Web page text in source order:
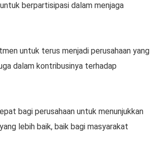
berpartisipasi dalam menjaga
untuk terus menjadi perusahaan yang
dalam kontribusinya terhadap
bagi perusahaan untuk menunjukkan
lebih baik, baik bagi masyarakat